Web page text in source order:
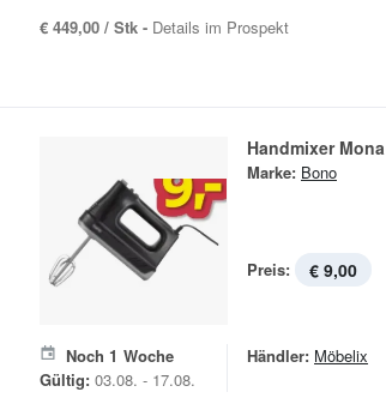
€ 449,00 / Stk - Details im Prospekt
Handmixer Mona
Marke: Bono
Preis: € 9,00
Noch 1 Woche
Gültig: 03.08. - 17.08.
Händler: Möbelix